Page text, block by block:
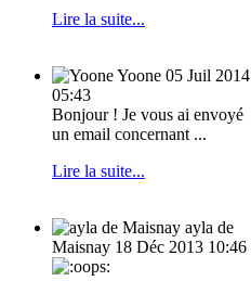
Lire la suite...
Yoone 05 Juil 2014
05:43
Bonjour ! Je vous ai envoyé
un email concernant ...
Lire la suite...
ayla de
Maisnay 18 Déc 2013 10:46